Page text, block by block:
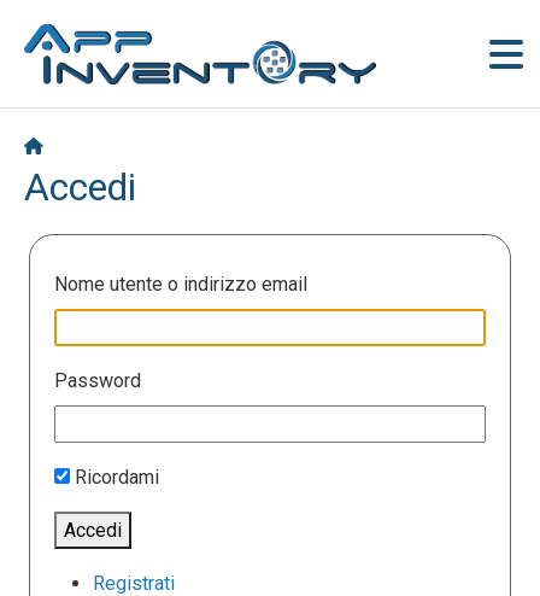
Accedi
Nome utente o indirizzo email
Password
Ricordami
Accedi
Registrati